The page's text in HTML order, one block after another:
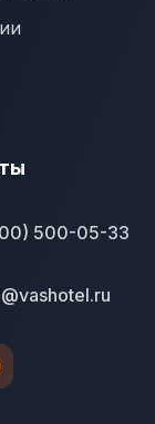
500-05-33